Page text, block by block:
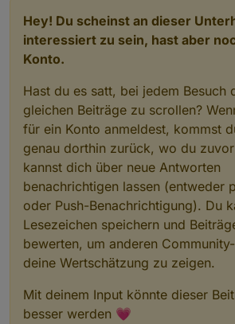
Hey! Du scheinst an dieser
interessiert zu sein, hast aber
Konto.
Hast du es satt, bei jedem Besuch
gleichen Beiträge zu scrollen?
für ein Konto anmeldest, kommst
genau dorthin zurück, wo du
kannst dich über neue Antworten
benachrichtigen lassen (entweder
oder Push-Benachrichtigung). Du
Lesezeichen speichern und
bewerten, um anderen
deine Wertschätzung zu zeigen.
Mit deinem Input könnte dieser
besser werden 💗